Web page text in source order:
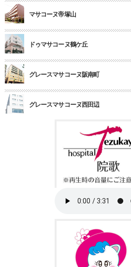
マサコーヌ帝塚山
ドゥマサコーヌ鶴ケ丘
グレースマサコーヌ阪南町
グレースマサコーヌ西田辺